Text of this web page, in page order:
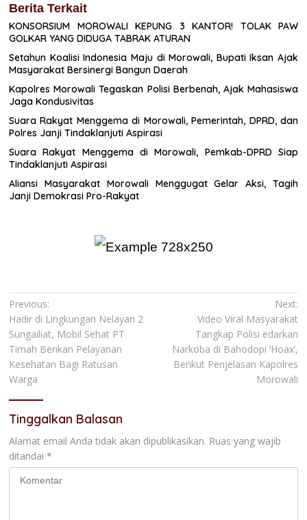
Berita Terkait
KONSORSIUM MOROWALI KEPUNG 3 KANTOR! TOLAK PAW
GOLKAR YANG DIDUGA TABRAK ATURAN
Setahun Koalisi Indonesia Maju di Morowali, Bupati Iksan Ajak
Masyarakat Bersinergi Bangun Daerah
Kapolres Morowali Tegaskan Polisi Berbenah, Ajak Mahasiswa
Jaga Kondusivitas
Suara Rakyat Menggema di Morowali, Pemerintah, DPRD, dan
Polres Janji Tindaklanjuti Aspirasi
Suara Rakyat Menggema di Morowali, Pemkab-DPRD Siap
Tindaklanjuti Aspirasi
Aliansi Masyarakat Morowali Menggugat Gelar Aksi, Tagih
Janji Demokrasi Pro-Rakyat
Navigasi
pos
Previous:
Hadir di Lingkungan Nelayan 2
Sungailiat, Mobil Sehat PT
Timah Berikan Pelayanan
Kesehatan Bagi Ratusan
Warga
Next:
Video Viral Masyarakat
Tangkap Polisi edarkan
Narkoba di Bahodopi ‘Hoax’,
Berikut Penjelasan Kapolres
Morowali
Tinggalkan Balasan
Alamat email Anda tidak akan dipublikasikan. Ruas yang wajib
ditandai *